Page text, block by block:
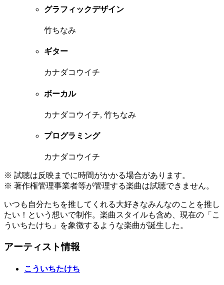
グラフィックデザイン
竹ちなみ
ギター
カナダコウイチ
ボーカル
カナダコウイチ, 竹ちなみ
プログラミング
カナダコウイチ
※ 試聴は反映までに時間がかかる場合があります。
※ 著作権管理事業者等が管理する楽曲は試聴できません。
いつも自分たちを推してくれる大好きなみんなのことを推し
たい！という想いで制作。楽曲スタイルも含め、現在の「こ
ういちたけち」を象徴するような楽曲が誕生した。
アーティスト情報
こういちたけち